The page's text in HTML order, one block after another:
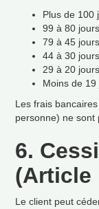
Plus de 100
99à 80 jours
79à 45 jours
44à 30 jours
29à 20 jours
Moins de 19
Les frais
personne) ne sont
6.
(Article
Le client peut cé